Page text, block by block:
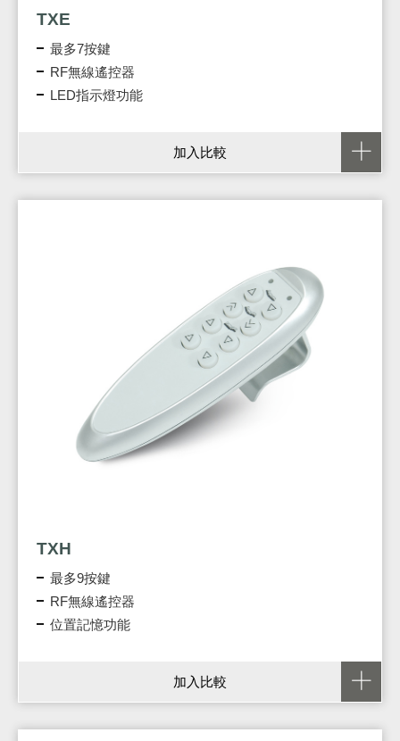
TXE
最多7按鍵
RF無線遙控器
LED指示燈功能
加入比較
TXH
最多9按鍵
RF無線遙控器
位置記憶功能
加入比較